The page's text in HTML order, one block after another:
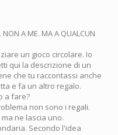
NON A ME. MA A QUALCUN
un gioco circolare. Io
qui la descrizione di un
che tu raccontassi anche
e fa un altro regalo.
a fare?
non sono i regali.
ne lascia uno.
Secondo l'idea